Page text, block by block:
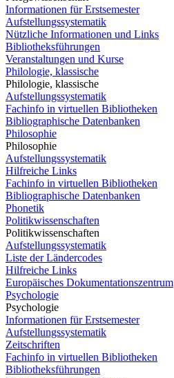
Informationen für Erstsemester
Aufstellungssystematik
Nützliche Informationen und Links
Bibliotheksführungen
Veranstaltungen und Kurse
Philologie, klassische
Philologie, klassische
Aufstellungssystematik
Fachinfo in virtuellen Bibliotheken
Bibliographische Datenbanken
Philosophie
Philosophie
Aufstellungssystematik
Hilfreiche Links
Fachinfo in virtuellen Bibliotheken
Bibliographische Datenbanken
Phonetik
Politikwissenschaften
Politikwissenschaften
Aufstellungssystematik
Liste der Ländercodes
Hilfreiche Links
Europäisches Dokumentationszentrum
Psychologie
Psychologie
Informationen für Erstsemester
Aufstellungssystematik
Zeitschriften
Fachinfo in virtuellen Bibliotheken
Bibliotheksführungen